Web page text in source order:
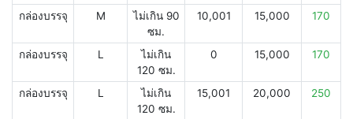
กล่องบรรจุ M
ไม่เกิน 90
ซม.
10,001 15,000 170
กล่องบรรจุ L
ไม่เกิน
120 ซม.
0 15,000 170
กล่องบรรจุ L
ไม่เกิน
120 ซม.
15,001 20,000 250